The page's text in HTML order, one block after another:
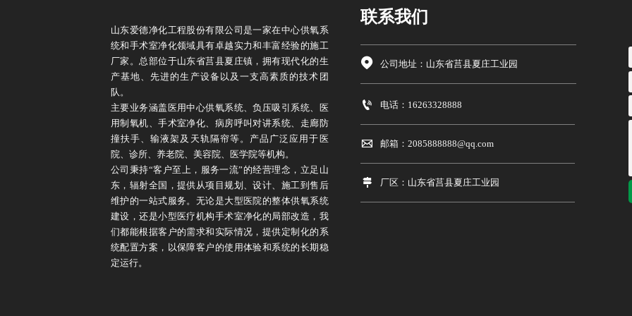
山东爱德净化工程股份有限公司是一家在中心供氧系
统和手术室净化领域具有卓越实力和丰富经验的施工
厂家。总部位于山东省莒县夏庄镇，拥有现代化的生
产基地、先进的生产设备以及一支高素质的技术团
队。
主要业务涵盖医用中心供氧系统、负压吸引系统、医
用制氧机、手术室净化、病房呼叫对讲系统、走廊防
撞扶手、输液架及天轨隔帘等。产品广泛应用于医
院、诊所、养老院、美容院、医学院等机构。
公司秉持“客户至上，服务一流”的经营理念，立足山
东，辐射全国，提供从项目规划、设计、施工到售后
维护的一站式服务。无论是大型医院的整体供氧系统
建设，还是小型医疗机构手术室净化的局部改造，我
们都能根据客户的需求和实际情况，提供定制化的系
统配置方案，以保障客户的使用体验和系统的长期稳
定运行。
联系我们
 公司地址：山东省莒县夏庄工业园
 电话：16263328888
 邮箱：2085888888@qq.com
 厂区：山东省莒县夏庄工业园